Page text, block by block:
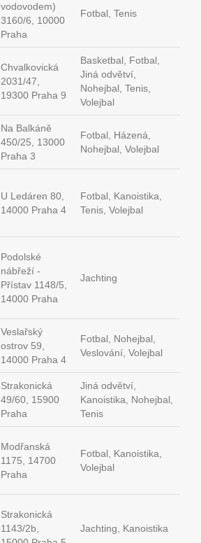
vodovodem)
3160/6, 10000
Praha
Fotbal, Tenis
Chvalkovická
2031/47,
19300 Praha 9
Basketbal, Fotbal,
Jiná odvětví,
Nohejbal, Tenis,
Volejbal
Na Balkáně
450/25, 13000
Praha 3
Fotbal, Házená,
Nohejbal, Volejbal
U Ledáren 80,
14000 Praha 4
Fotbal, Kanoistika,
Tenis, Volejbal
Podolské
nábřeží -
Přístav 1148/5,
14000 Praha
Jachting
Veslařský
ostrov 59,
14000 Praha 4
Fotbal, Nohejbal,
Veslování, Volejbal
Strakonická
49/60, 15900
Praha
Jiná odvětví,
Kanoistika, Nohejbal,
Tenis
Modřanská
1175, 14700
Praha
Fotbal, Kanoistika,
Volejbal
Strakonická
1143/2b,
Jachting, Kanoistika